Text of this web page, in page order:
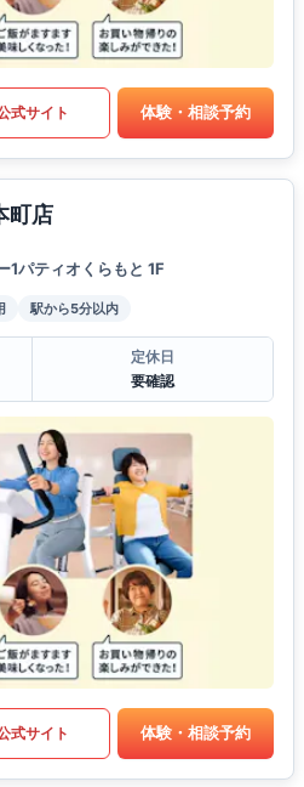
式サイト 体験・相談予約
町店
パティオくらもと 1F
駅から5分以内
定休日
要確認
式サイト 体験・相談予約